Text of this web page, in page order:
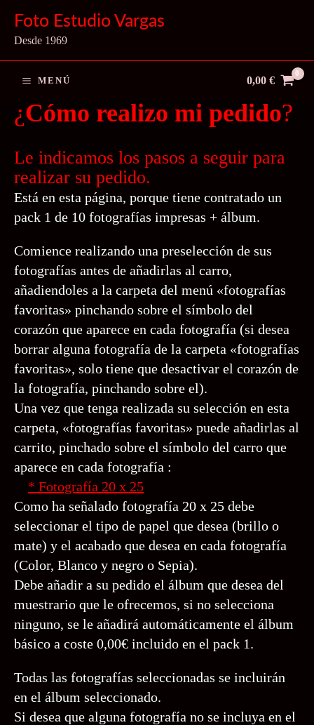
contenido
Foto Estudio Vargas
Desde 1969
MENÚ 0,00 €
¿Cómo realizo mi pedido?
Le indicamos los pasos a seguir para
realizar su pedido.
Está en esta página, porque tiene contratado un
pack 1 de 10 fotografías impresas + álbum.
Comience realizando una preselección de sus
fotografías antes de añadirlas al carro,
añadiendoles a la carpeta del menú «fotografías
favoritas» pinchando sobre el símbolo del
corazón que aparece en cada fotografía (si desea
borrar alguna fotografía de la carpeta «fotografías
favoritas», solo tiene que desactivar el corazón de
la fotografía, pinchando sobre el).
Una vez que tenga realizada su selección en esta
carpeta, «fotografías favoritas» puede añadirlas al
carrito, pinchado sobre el símbolo del carro que
aparece en cada fotografía :
* Fotografía 20 x 25
Como ha señalado fotografía 20 x 25 debe
seleccionar el tipo de papel que desea (brillo o
mate) y el acabado que desea en cada fotografía
(Color, Blanco y negro o Sepia).
Debe añadir a su pedido el álbum que desea del
muestrario que le ofrecemos, si no selecciona
ninguno, se le añadirá automáticamente el álbum
básico a coste 0,00€ incluido en el pack 1.
Todas las fotografías seleccionadas se incluirán
en el álbum seleccionado.
Si desea que alguna fotografía no se incluya en el